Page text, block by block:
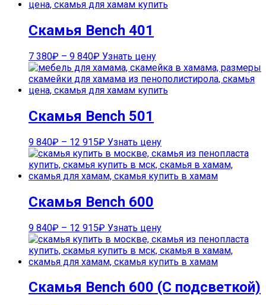
Скамья Bench 401
7 380₽ – 9 840₽ Узнать цену
Скамья Bench 501
9 840₽ – 12 915₽ Узнать цену
Скамья Bench 600
9 840₽ – 12 915₽ Узнать цену
Скамья Bench 600 (С подсветкой)